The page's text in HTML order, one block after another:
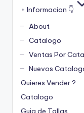
+ Informacion 👇
About
Catalogo
Ventas Por
Nuevos
Quieres Vender ?
Catalogo
Guia de Tallas